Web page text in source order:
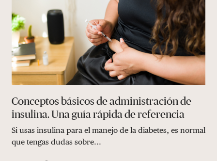
Conceptos básicos de administración de
insulina. Una guía rápida de referencia
Si usas insulina para el manejo de la diabetes, es normal
que tengas dudas sobre...